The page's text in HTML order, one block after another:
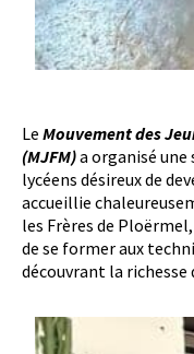
Le Mouvement des
(MJFM)a organisé
lycéens désireux de
accueillie
les Frères de
de se former aux
découvrant la